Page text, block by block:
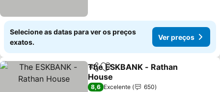
Selecione as datas para ver os preços
exatos.
Ver preços
PartilharAdicionar aos favoritos
The ESKBANK - Rathan
House
Ver preços
8,6 Excelente
650